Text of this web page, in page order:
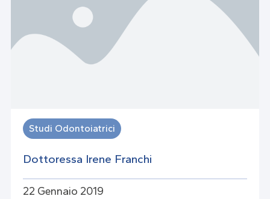
Studi Odontoiatrici
Dottoressa Irene Franchi
22 Gennaio 2019